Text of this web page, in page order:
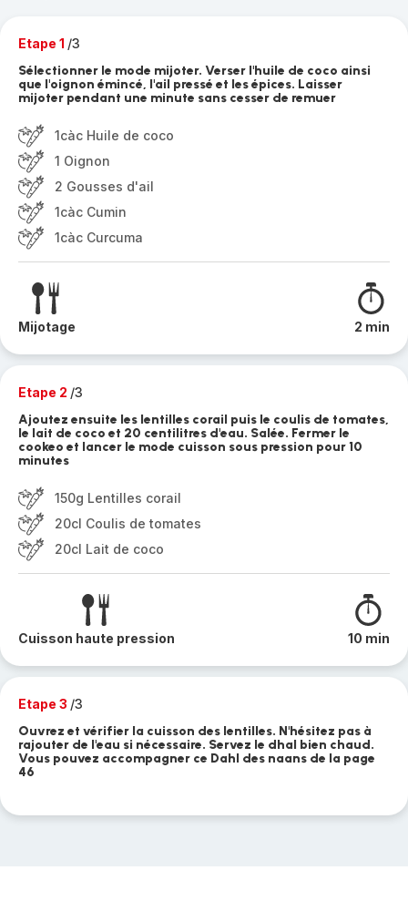
Etape 1 /3
Sélectionner le mode mijoter. Verser l'huile de coco ainsi
que l'oignon émincé, l'ail pressé et les épices. Laisser
mijoter pendant une minute sans cesser de remuer
1càc Huile de coco
1 Oignon
2 Gousses d'ail
1càc Cumin
1càc Curcuma
Mijotage 2 min
Etape 2 /3
Ajoutez ensuite les lentilles corail puis le coulis de tomates,
le lait de coco et 20 centilitres d'eau. Salée. Fermer le
cookeo et lancer le mode cuisson sous pression pour 10
minutes
150g Lentilles corail
20cl Coulis de tomates
20cl Lait de coco
Cuisson haute pression 10 min
Etape 3 /3
Ouvrez et vérifier la cuisson des lentilles. N'hésitez pas à
rajouter de l'eau si nécessaire. Servez le dhal bien chaud.
Vous pouvez accompagner ce Dahl des naans de la page
46